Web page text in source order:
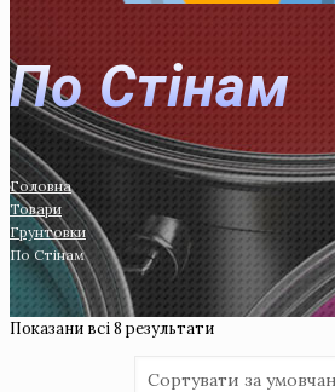
По Стiнам
Головна
Товари
Грунтовки
По Стiнам
Показани всi 8 результати